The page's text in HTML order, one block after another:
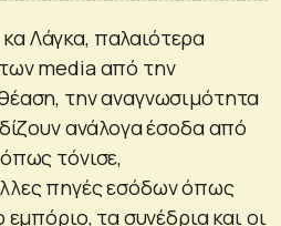
Λάγκα, παλαιότερα
media από την
την αναγνωσιμότητα
ανάλογα έσοδα από
τόνισε,
πηγές εσόδων όπως
εμπόριο, τα συνέδρια και οι